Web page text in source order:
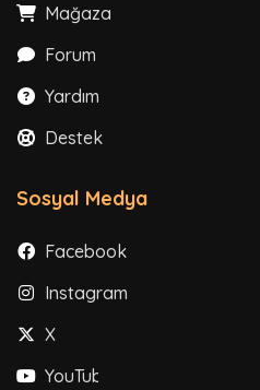
Mağaza
Forum
Yardım
Destek
Sosyal Medya
Facebook
Instagram
X
YouTube